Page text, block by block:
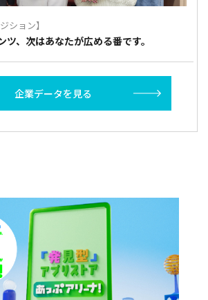
ション】
、次はあなたが広める番です。
企業データを見る